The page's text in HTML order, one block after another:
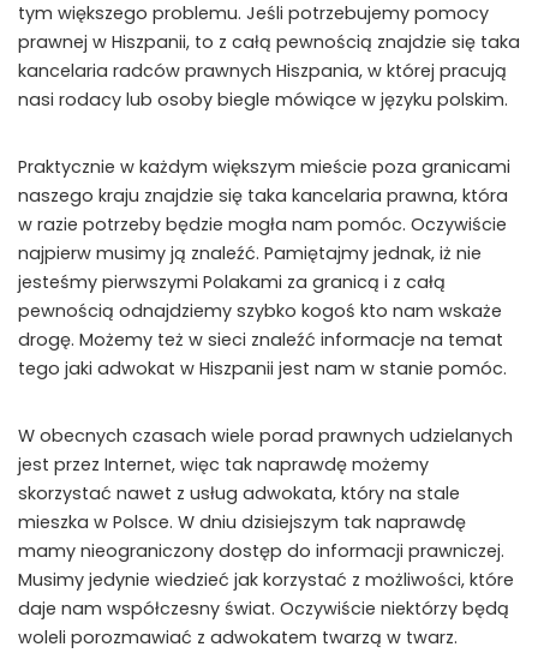
tym większego problemu. Jeśli potrzebujemy pomocy
prawnej w Hiszpanii, to z całą pewnością znajdzie się taka
kancelaria radców prawnych Hiszpania, w której pracują
nasi rodacy lub osoby biegle mówiące w języku polskim.
Praktycznie w każdym większym mieście poza granicami
naszego kraju znajdzie się taka kancelaria prawna, która
w razie potrzeby będzie mogła nam pomóc. Oczywiście
najpierw musimy ją znaleźć. Pamiętajmy jednak, iż nie
jesteśmy pierwszymi Polakami za granicą i z całą
pewnością odnajdziemy szybko kogoś kto nam wskaże
drogę. Możemy też w sieci znaleźć informacje na temat
tego jaki adwokat w Hiszpanii jest nam w stanie pomóc.
W obecnych czasach wiele porad prawnych udzielanych
jest przez Internet, więc tak naprawdę możemy
skorzystać nawet z usług adwokata, który na stale
mieszka w Polsce. W dniu dzisiejszym tak naprawdę
mamy nieograniczony dostęp do informacji prawniczej.
Musimy jedynie wiedzieć jak korzystać z możliwości, które
daje nam współczesny świat. Oczywiście niektórzy będą
woleli porozmawiać z adwokatem twarzą w twarz.